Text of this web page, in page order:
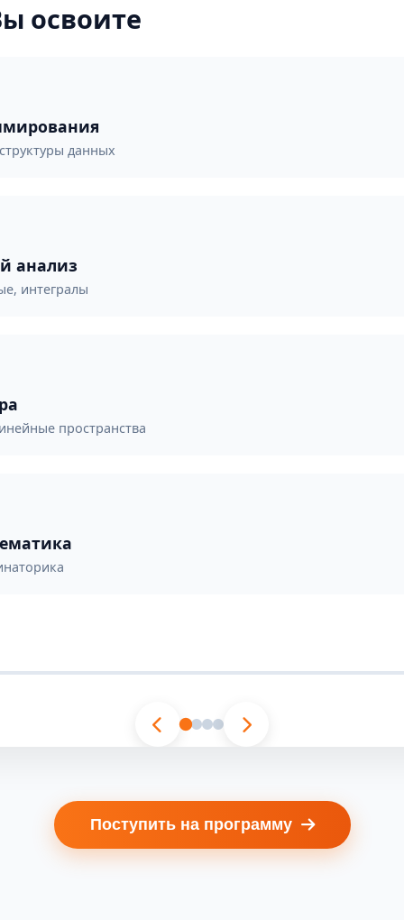
освоите
данных
анализ
интегралы
пространства
Поступить на программу